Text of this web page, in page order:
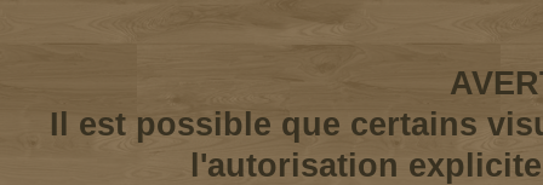
Il est possible que certains
l'autorisation